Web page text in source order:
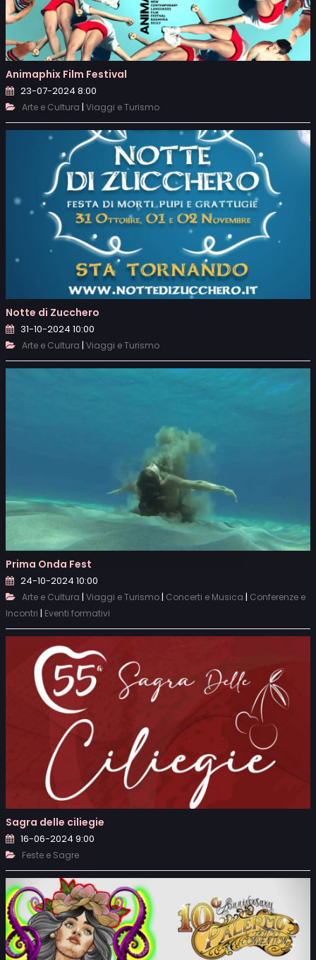
Animaphix Film Festival
23-07-2024 8:00
Arte e Cultura | Viaggi e Turismo
Notte di Zucchero
31-10-2024 10:00
Arte e Cultura | Viaggi e Turismo
Prima Onda Fest
24-10-2024 10:00
Arte e Cultura | Viaggi e Turismo| Concerti e Musica | Conferenze e
Incontri | Eventi formativi
Sagra delle ciliegie
16-06-2024 9:00
Feste e Sagre